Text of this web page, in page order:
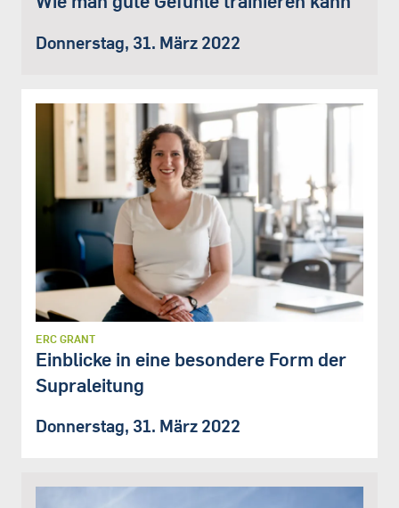
Donnerstag, 31. März 2022
ERC GRANT
Einblicke in eine besondere Form der
Supraleitung
Donnerstag, 31. März 2022